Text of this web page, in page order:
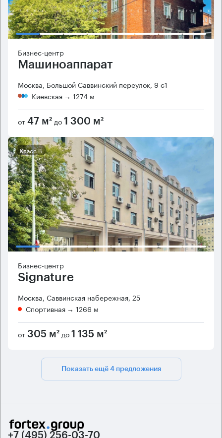
Бизнес-центр
Машиноаппарат
Москва, Большой Саввинский переулок, 9 с1
Киевская → 1274 м
от 47 м² до 1 300 м²
Класс B
Бизнес-центр
Signature
Москва, Саввинская набережная, 25
Спортивная → 1266 м
от 305 м² до 1 135 м²
Показать ещё 4 предложения
+7 (495) 256-03-70